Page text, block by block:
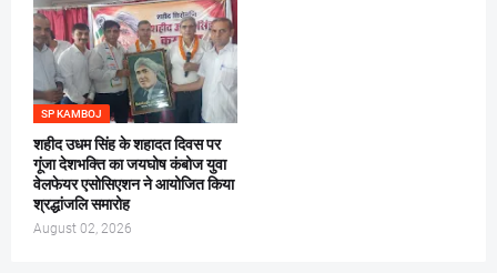
SP KAMBOJ
शहीद उधम सिंह के शहादत दिवस पर
गूंजा देशभक्ति का जयघोष कंबोज युवा
वेलफेयर एसोसिएशन ने आयोजित किया
श्रद्धांजलि समारोह
August 02, 2026